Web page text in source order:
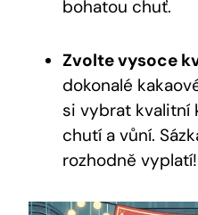
bohatou chuť.
Zvolte⁤ vysoce
dokonalé
si vybrat kvalitní
chutí a‌ vůní.
rozhodně vyplatí!